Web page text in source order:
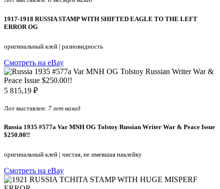
1917-1918 RUSSIA STAMP WITH SHIFTED EAGLE TO THE LEFT
ERROR OG
оригинальный клей | разновидность
Смотреть на eBay
5 815,19 ₽
Лот выставлен: 7 лет назад
Russia 1935 #577a Var MNH OG Tolstoy Russian Writer War & Peace Issue
$250.00!!
оригинальный клей | чистая, не имевшая наклейку
Смотреть на eBay